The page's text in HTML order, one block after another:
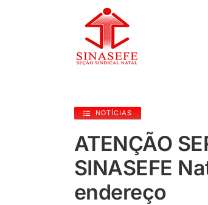
NOTÍCIAS
ATENÇÃO
SINASEFE
endereço